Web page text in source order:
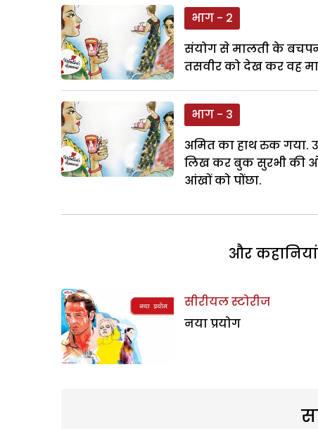
भाग - 2
संयोग से मालती के
तसवीर को देख कर वह
भाग - 3
अमित का हाथ रुक गया.
लिख कर बुक सुरभी की
आंखों को पोंछा.
और
सीरीयल स्टोरीज
नया प्रयोग